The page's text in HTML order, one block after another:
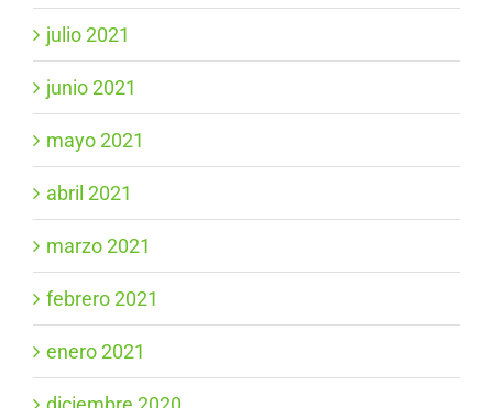
julio 2021
junio 2021
mayo 2021
abril 2021
marzo 2021
febrero 2021
enero 2021